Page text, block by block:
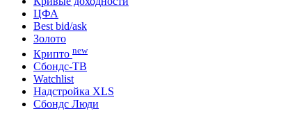
Портфель
Консенсусы
Поиск облигаций (ИИ)
Кривые доходности
ЦФА
Best bid/ask
Золото
Криптоnew
Сбондс-ТВ